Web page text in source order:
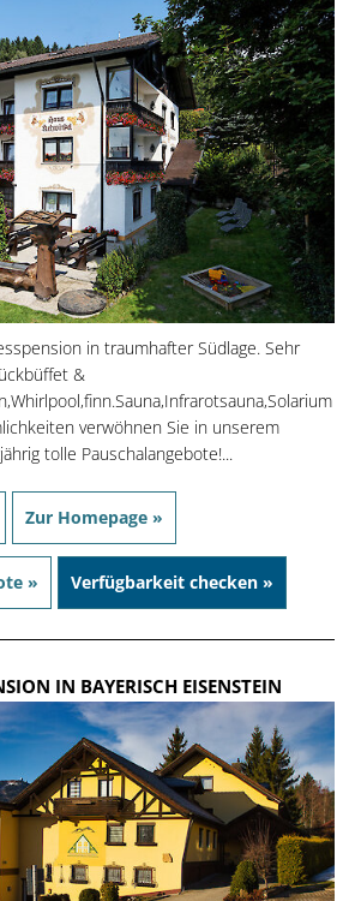
in traumhafter Südlage. Sehr
&
verwöhnen Sie in unserem
tolle Pauschalangebote!...
Zur Homepage »
» Verfügbarkeit checken »
IN BAYERISCH EISENSTEIN